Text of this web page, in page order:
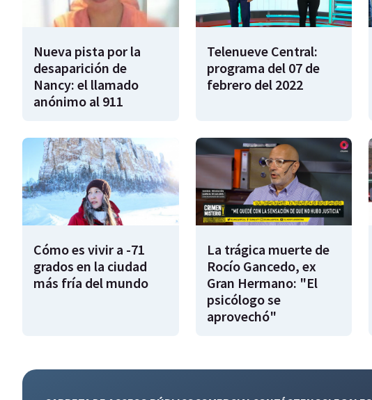
Nueva pista por la
desaparición de
Nancy: el llamado
anónimo al 911
Telenueve Central:
programa del 07 de
febrero del 2022
Cómo es vivir a -71
grados en la ciudad
más fría del mundo
La trágica muerte de
Rocío Gancedo, ex
Gran Hermano: "El
psicólogo se
aprovechó"